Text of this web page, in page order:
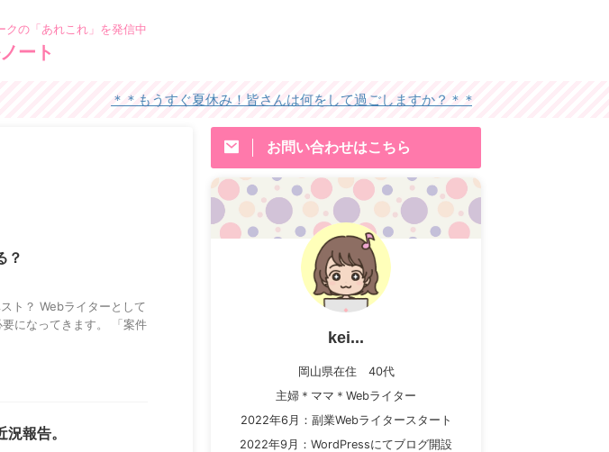
クの「あれこれ」を発信中
ート
＊＊もうすぐ夏休み！皆さんは何をして過ごしますか？＊＊
？
ト？ Webライターとして
になってきます。 「案件
報告。
お問い合わせはこちら
kei...
岡山県在住 40代
主婦＊ママ＊Webライター
2022年6月：副業Webライタースタート
2022年9月：WordPressにてブログ開設